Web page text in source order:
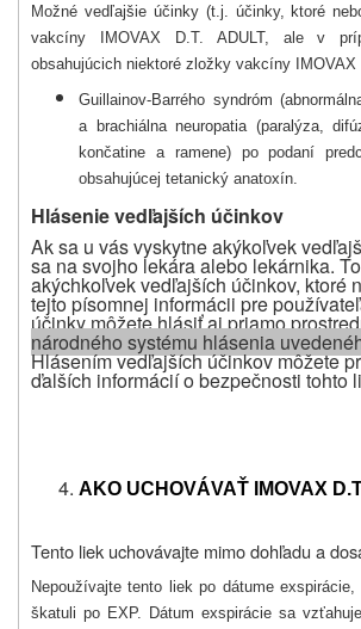
Možné vedľajšie účinky (t.j. účinky, ktoré
vakcíny IMOVAX D.T. ADULT, ale v
obsahujúcich niektoré zložky vakcíny IMOVAX
Guillainov-Barrého syndróm
a brachiálna neuropatia (paralýza,
končatine a ramene) po podaní
obsahujúcej tetanický anatoxín.
Hlásenie vedľajších účinkov
Ak sa u vás vyskytne akýkoľvek
sa na svojho lekára alebo lekárnika.
akýchkoľvek vedľajších účinkov, ktoré
tejto písomnej informácii pre
účinky môžete hlásiť aj priamo
národného systému hlásenia
Hlásením vedľajších účinkov môžete
ďalších informácií o bezpečnosti tohto
AKO UCHOVÁVAŤ IMOVAX
Tento liek uchovávajte mimo dohľadu a
Nepoužívajte tento liek po dátume
škatuli po EXP. Dátum exspirácie sa